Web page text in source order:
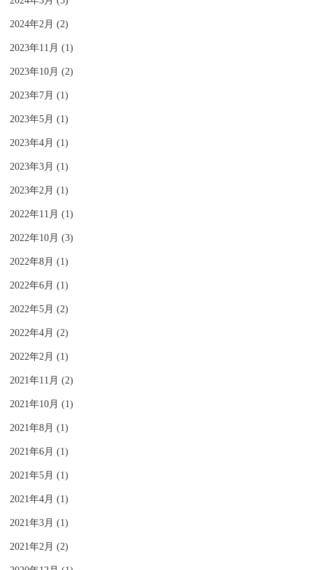
2024年2月 (2)
2023年11月 (1)
2023年10月 (2)
2023年7月 (1)
2023年5月 (1)
2023年4月 (1)
2023年3月 (1)
2023年2月 (1)
2022年11月 (1)
2022年10月 (3)
2022年8月 (1)
2022年6月 (1)
2022年5月 (2)
2022年4月 (2)
2022年2月 (1)
2021年11月 (2)
2021年10月 (1)
2021年8月 (1)
2021年6月 (1)
2021年5月 (1)
2021年4月 (1)
2021年3月 (1)
2021年2月 (2)